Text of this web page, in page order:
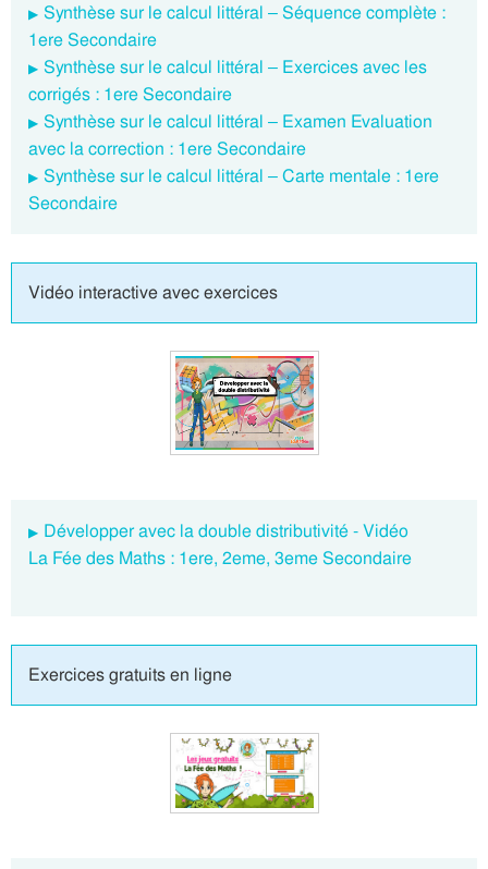
Synthèse sur le calcul littéral – Séquence complète :
1ere Secondaire
Synthèse sur le calcul littéral – Exercices avec les
corrigés : 1ere Secondaire
Synthèse sur le calcul littéral – Examen Evaluation
avec la correction : 1ere Secondaire
Synthèse sur le calcul littéral – Carte mentale : 1ere
Secondaire
Vidéo interactive avec exercices
Développer avec la double distributivité - Vidéo
La Fée des Maths : 1ere, 2eme, 3eme Secondaire
Exercices gratuits en ligne